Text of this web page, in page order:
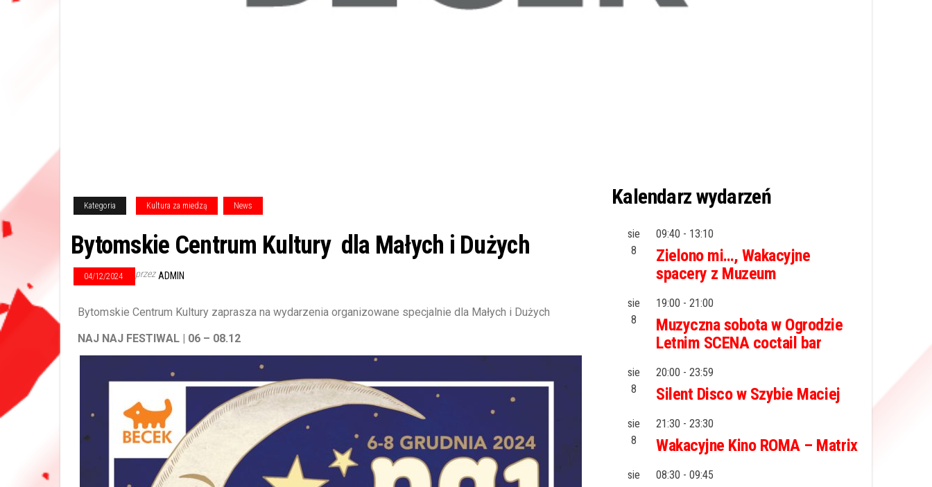
Kategoria Kultura za miedzą News
Bytomskie Centrum Kultury dla Małych i Dużych
04/12/2024 przez ADMIN
Bytomskie Centrum Kultury zaprasza na wydarzenia organizowane specjalnie dla Małych i Dużych
NAJ NAJ FESTIWAL | 06 – 08.12
Kalendarz wydarzeń
sie
8
09:40 - 13:10
Zielono mi…, Wakacyjne
spacery z Muzeum
sie
8
19:00 - 21:00
Muzyczna sobota w Ogrodzie
Letnim SCENA coctail bar
sie
8
20:00 - 23:59
Silent Disco w Szybie Maciej
sie
8
21:30 - 23:30
Wakacyjne Kino ROMA – Matrix
sie
08:30 - 09:45